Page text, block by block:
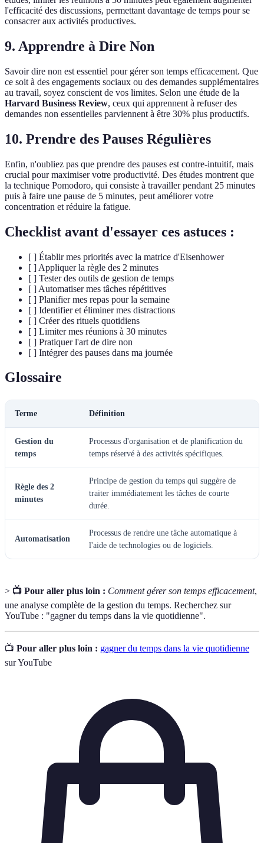
l'efficacité des discussions, permettant davantage de temps pour se
consacrer aux activités productives.
9. Apprendre à Dire Non
Savoir dire non est essentiel pour gérer son temps efficacement. Que
ce soit à des engagements sociaux ou des demandes supplémentaires
au travail, soyez conscient de vos limites. Selon une étude de la
Harvard Business Review, ceux qui apprennent à refuser des
demandes non essentielles parviennent à être 30% plus productifs.
10. Prendre des Pauses Régulières
Enfin, n'oubliez pas que prendre des pauses est contre-intuitif, mais
crucial pour maximiser votre productivité. Des études montrent que
la technique Pomodoro, qui consiste à travailler pendant 25 minutes
puis à faire une pause de 5 minutes, peut améliorer votre
concentration et réduire la fatigue.
Checklist avant d'essayer ces astuces :
[ ] Établir mes priorités avec la matrice d'Eisenhower
[ ] Appliquer la règle des 2 minutes
[ ] Tester des outils de gestion de temps
[ ] Automatiser mes tâches répétitives
[ ] Planifier mes repas pour la semaine
[ ] Identifier et éliminer mes distractions
[ ] Créer des rituels quotidiens
[ ] Limiter mes réunions à 30 minutes
[ ] Pratiquer l'art de dire non
[ ] Intégrer des pauses dans ma journée
Glossaire
Terme Définition
Gestion du
temps
Processus d'organisation et de planification du
temps réservé à des activités spécifiques.
Règle des 2
minutes
Principe de gestion du temps qui suggère de
traiter immédiatement les tâches de courte
durée.
Automatisation
Processus de rendre une tâche automatique à
l'aide de technologies ou de logiciels.
> 📺 Pour aller plus loin : Comment gérer son temps efficacement,
une analyse complète de la gestion du temps. Recherchez sur
YouTube : "gagner du temps dans la vie quotidienne".
📺 Pour aller plus loin : gagner du temps dans la vie quotidienne
sur YouTube